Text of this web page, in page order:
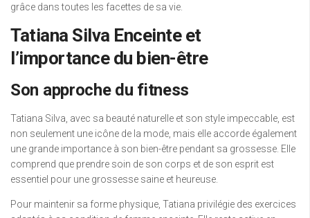
grâce dans toutes les facettes de sa vie.
Tatiana Silva Enceinte et
l’importance du bien-être
Son approche du fitness
Tatiana Silva, avec sa beauté naturelle et son style impeccable, est
non seulement une icône de la mode, mais elle accorde également
une grande importance à son bien-être pendant sa grossesse. Elle
comprend que prendre soin de son corps et de son esprit est
essentiel pour une grossesse saine et heureuse.
Pour maintenir sa forme physique, Tatiana privilégie des exercices